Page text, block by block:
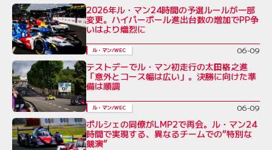
2026年ル・マン24時間の予選ルールが一部
変更。ハイパーポール進出台数の増加でPP争
いはより熾烈に
ル・マン/WEC 06-09
テストデーでル・マン初走行の太田格之進
「意外とコース幅は広い」。決勝に向けた準
備は順調
ル・マン/WEC 06-09
ポルシェの同僚がLMP2で再会。ル・マン24
時間で実現する、異なるチームでの“特別な
競演”